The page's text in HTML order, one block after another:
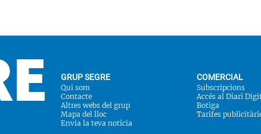
GRUP SEGRE
Qui som
Contacte
Altres webs del grup
Mapa del lloc
Envia la teva notícia
COMERCIAL
Subscripcions
Accés al Diari
Botiga
Tarifes